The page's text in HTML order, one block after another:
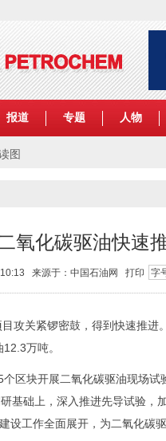
图
报道 专题 人物
氧化碳驱油快速
来源于：中国石油网 打印 字
关紧锣密鼓，得到快速推进
万吨。
块开展二氧化碳驱油现场试
基础上，深入推进先导试验，
设工作全面展开，为二氧化碳